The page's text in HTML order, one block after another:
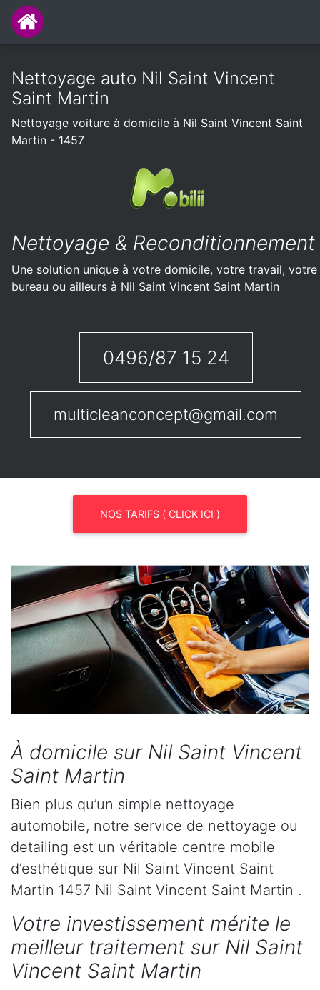
Nettoyage auto Nil Saint Vincent
Saint Martin
Nettoyage voiture à domicile à Nil Saint Vincent Saint
Martin - 1457
Nettoyage & Reconditionnement
Une solution unique à votre domicile, votre travail, votre
bureau ou ailleurs à Nil Saint Vincent Saint Martin
0496/87 15 24
multicleanconcept@gmail.com
NOS TARIFS ( CLICK ICI )
À domicile sur Nil Saint Vincent
Saint Martin
Bien plus qu’un simple nettoyage
automobile, notre service de nettoyage ou
detailing est un véritable centre mobile
d’esthétique sur Nil Saint Vincent Saint
Martin 1457 Nil Saint Vincent Saint Martin .
Votre investissement mérite le
meilleur traitement sur Nil Saint
Vincent Saint Martin